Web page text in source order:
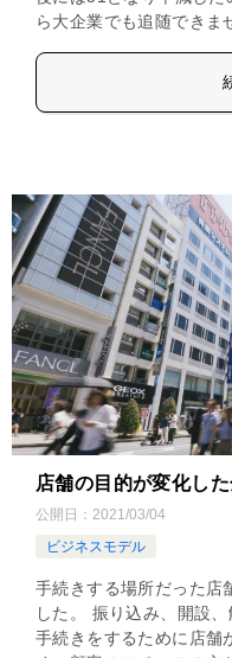
ら大企業でも追随できま
店舗の目的が変化し
公開日： 2021/03/04
ビジネスモデル
手続きする場所だった店
した。 振り込み、開設
手続きをするために店舗